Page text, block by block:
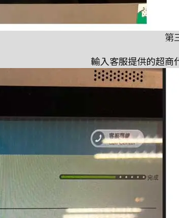
第
輸入客服提供的超商